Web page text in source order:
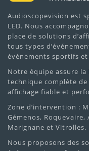
Audioscopevision est
LED. Nous
place de solutions
tous types
événements sportifs
Notre équipe assure
technique complète de
affichage fiable et
Zone d’intervention :
Gémenos,
Marignane et Vitrolles.
Nous proposons des